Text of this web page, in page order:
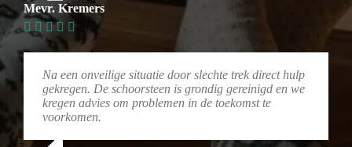
Mevr. Kremers
Na een onveilige situatie door slechte trek direct hulp
gekregen. De schoorsteen is grondig gereinigd en we
kregen advies om problemen in de toekomst te
voorkomen.